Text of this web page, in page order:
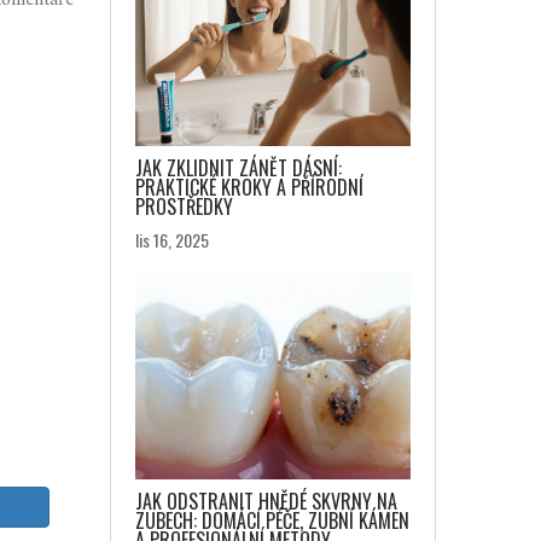
JAK ZKLIDNIT ZÁNĚT DÁSNÍ:
PRAKTICKÉ KROKY A PŘÍRODNÍ
PROSTŘEDKY
lis 16, 2025
JAK ODSTRANIT HNĚDÉ SKVRNY NA
ZUBECH: DOMÁCÍ PÉČE, ZUBNÍ KÁMEN